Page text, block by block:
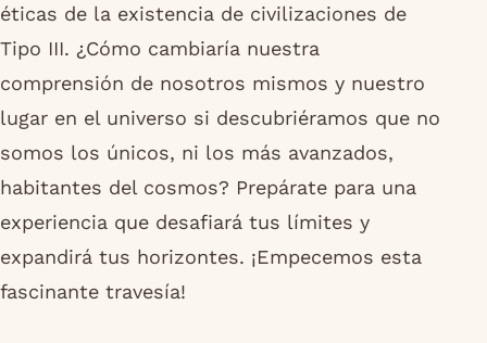
éticas de la existencia de civilizaciones de
Tipo III. ¿Cómo cambiaría nuestra
comprensión de nosotros mismos y nuestro
lugar en el universo si descubriéramos que no
somos los únicos, ni los más avanzados,
habitantes del cosmos? Prepárate para una
experiencia que desafiará tus límites y
expandirá tus horizontes. ¡Empecemos esta
fascinante travesía!